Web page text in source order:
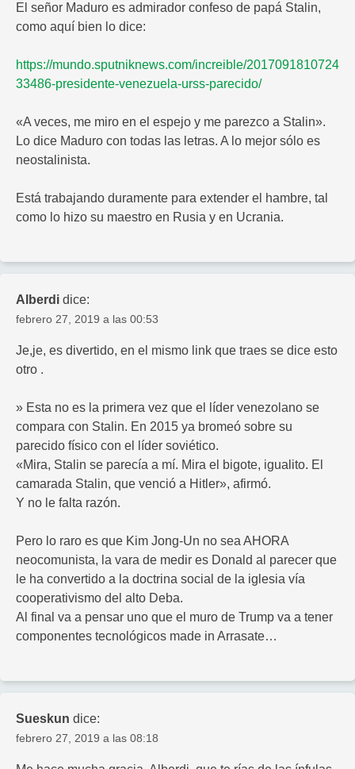
El señor Maduro es admirador confeso de papá Stalin,
como aquí bien lo dice:
https://mundo.sputniknews.com/increible/2017091810724
33486-presidente-venezuela-urss-parecido/
«A veces, me miro en el espejo y me parezco a Stalin».
Lo dice Maduro con todas las letras. A lo mejor sólo es
neostalinista.
Está trabajando duramente para extender el hambre, tal
como lo hizo su maestro en Rusia y en Ucrania.
Alberdi dice:
febrero 27, 2019 a las 00:53
Je,je, es divertido, en el mismo link que traes se dice esto
otro .
» Esta no es la primera vez que el líder venezolano se
compara con Stalin. En 2015 ya bromeó sobre su
parecido físico con el líder soviético.
«Mira, Stalin se parecía a mí. Mira el bigote, igualito. El
camarada Stalin, que venció a Hitler», afirmó.
Y no le falta razón.
Pero lo raro es que Kim Jong-Un no sea AHORA
neocomunista, la vara de medir es Donald al parecer que
le ha convertido a la doctrina social de la iglesia vía
cooperativismo del alto Deba.
Al final va a pensar uno que el muro de Trump va a tener
componentes tecnológicos made in Arrasate…
Sueskun dice:
febrero 27, 2019 a las 08:18